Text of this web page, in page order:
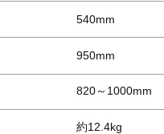
540mm
950mm
820～1000mm
約12.4kg